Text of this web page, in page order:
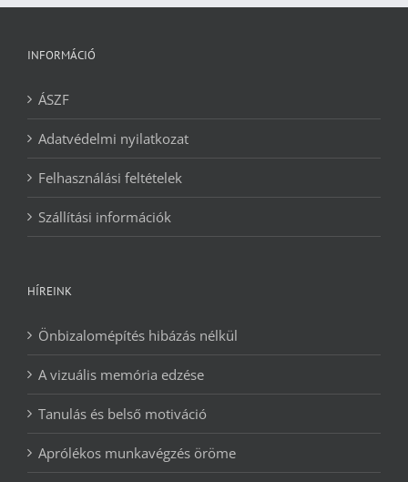
INFORMÁCIÓ
ÁSZF
Adatvédelmi nyilatkozat
Felhasználási feltételek
Szállítási információk
HÍREINK
Önbizalomépítés hibázás nélkül
A vizuális memória edzése
Tanulás és belső motiváció
Aprólékos munkavégzés öröme